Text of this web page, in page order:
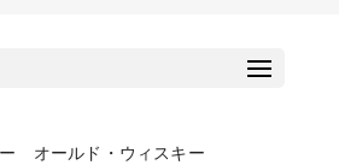
オールド・ウィスキー